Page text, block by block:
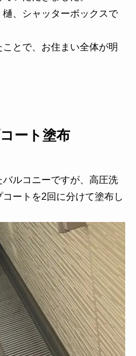
、シャッターボックスで
とで、お住まい全体が明
ート塗布
ルコニーですが、高圧洗
ートを2回に分けて塗布し